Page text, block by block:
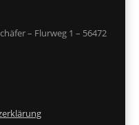
– Flurweg 1 – 56472